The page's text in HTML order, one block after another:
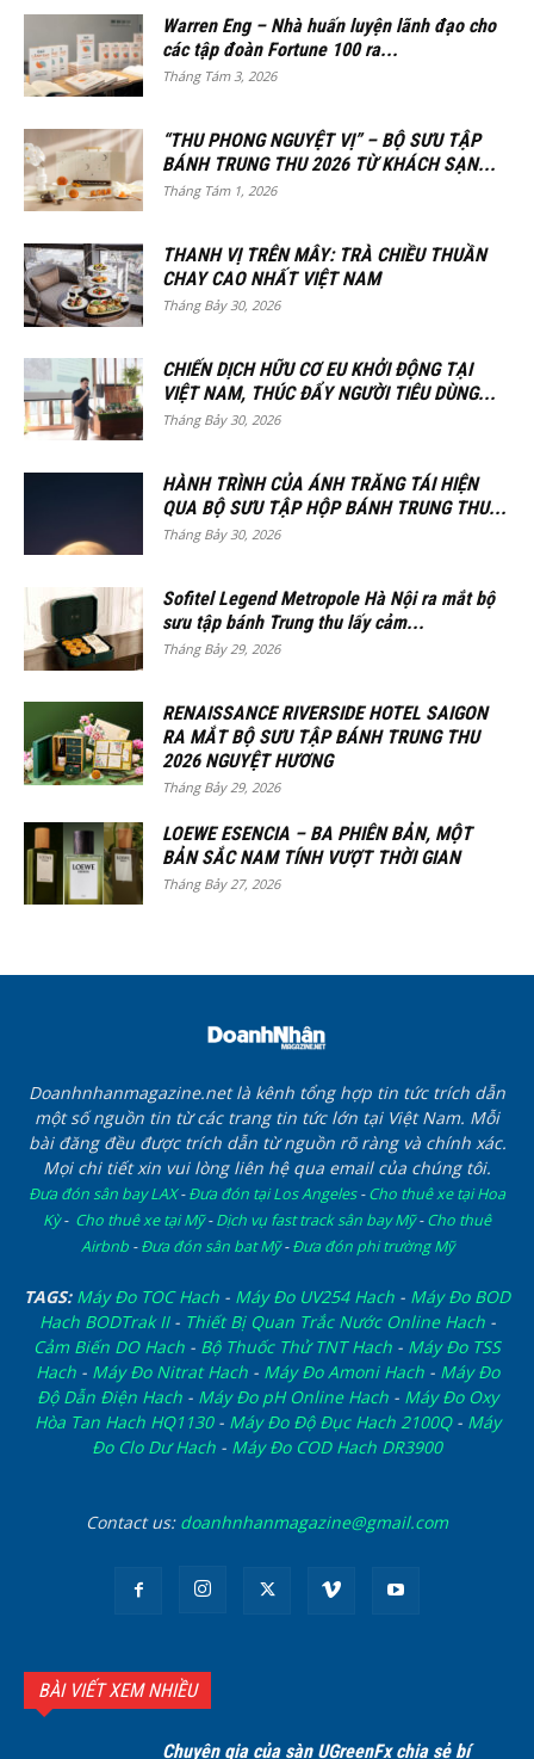
Warren Eng – Nhà huấn luyện lãnh đạo cho
các tập đoàn Fortune 100 ra...
Tháng Tám 3, 2026
“THU PHONG NGUYỆT VỊ” – BỘ SƯU TẬP
BÁNH TRUNG THU 2026 TỪ KHÁCH SẠN...
Tháng Tám 1, 2026
THANH VỊ TRÊN MÂY: TRÀ CHIỀU THUẦN
CHAY CAO NHẤT VIỆT NAM
Tháng Bảy 30, 2026
CHIẾN DỊCH HỮU CƠ EU KHỞI ĐỘNG TẠI
VIỆT NAM, THÚC ĐẨY NGƯỜI TIÊU DÙNG...
Tháng Bảy 30, 2026
HÀNH TRÌNH CỦA ÁNH TRĂNG TÁI HIỆN
QUA BỘ SƯU TẬP HỘP BÁNH TRUNG THU...
Tháng Bảy 30, 2026
Sofitel Legend Metropole Hà Nội ra mắt bộ
sưu tập bánh Trung thu lấy cảm...
Tháng Bảy 29, 2026
RENAISSANCE RIVERSIDE HOTEL SAIGON
RA MẮT BỘ SƯU TẬP BÁNH TRUNG THU
2026 NGUYỆT HƯƠNG
Tháng Bảy 29, 2026
LOEWE ESENCIA – BA PHIÊN BẢN, MỘT
BẢN SẮC NAM TÍNH VƯỢT THỜI GIAN
Tháng Bảy 27, 2026
Doanhnhanmagazine.net là kênh tổng hợp tin tức trích dẫn
một số nguồn tin từ các trang tin tức lớn tại Việt Nam. Mỗi
bài đăng đều được trích dẫn từ nguồn rõ ràng và chính xác.
Mọi chi tiết xin vui lòng liên hệ qua email của chúng tôi.
Đưa đón sân bay LAX-Đưa đón tại Los Angeles-Cho thuê xe tại Hoa
Kỳ- Cho thuê xe tại Mỹ-Dịch vụ fast track sân bay Mỹ-Cho thuê
Airbnb-Đưa đón sân bat Mỹ-Đưa đón phi trường Mỹ
TAGS: Máy Đo TOC Hach - Máy Đo UV254 Hach - Máy Đo BOD
Hach BODTrak II- Thiết Bị Quan Trắc Nước Online Hach-
Cảm Biến DO Hach - Bộ Thuốc Thử TNT Hach - Máy Đo TSS
Hach- Máy Đo Nitrat Hach- Máy Đo Amoni Hach- Máy Đo
Độ Dẫn Điện Hach- Máy Đo pH Online Hach- Máy Đo Oxy
Hòa Tan Hach HQ1130- Máy Đo Độ Đục Hach 2100Q- Máy
Đo Clo Dư Hach - Máy Đo COD Hach DR3900
Contact us: doanhnhanmagazine@gmail.com
BÀI VIẾT XEM NHIỀU
Chuyên gia của sàn UGreenFx chia sẻ bí